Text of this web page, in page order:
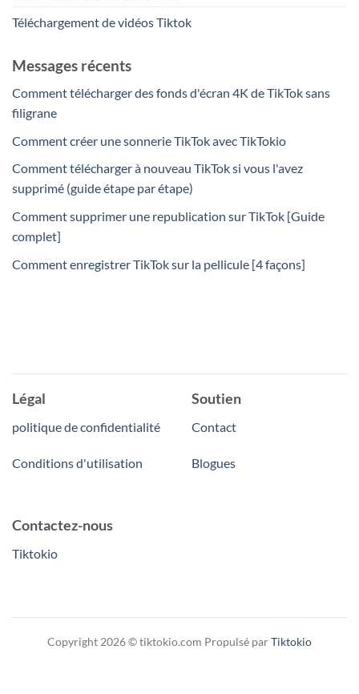
Téléchargement de vidéos Tiktok
Messages récents
Comment télécharger des fonds d'écran 4K de TikTok sans
filigrane
Comment créer une sonnerie TikTok avec TikTokio
Comment télécharger à nouveau TikTok si vous l'avez
supprimé (guide étape par étape)
Comment supprimer une republication sur TikTok [Guide
complet]
Comment enregistrer TikTok sur la pellicule [4 façons]
Légal
politique de confidentialité
Conditions d'utilisation
Soutien
Contact
Blogues
Contactez-nous
Tiktokio
Copyright 2026 © tiktokio.com Propulsé parTiktokio